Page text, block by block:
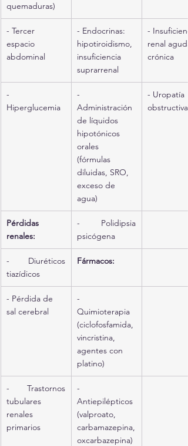
quemaduras)
- Tercer
espacio
abdominal
- Endocrinas:
hipotiroidismo,
insuficiencia
suprarrenal
-
renal
crónica
-
Hiperglucemia
-
Administración
de líquidos
hipotónicos
orales
(fórmulas
diluidas, SRO,
exceso de
agua)
- Uropatía
obstructiva
Pérdidas
renales:
- Polidipsia
psicógena
- Diuréticos
tiazídicos
Fármacos:
- Pérdida de
sal cerebral
-
Quimioterapia
(ciclofosfamida,
vincristina,
agentes con
platino)
- Trastornos
tubulares
renales
primarios
-
Antiepilépticos
(valproato,
carbamazepina,
oxcarbazepina)